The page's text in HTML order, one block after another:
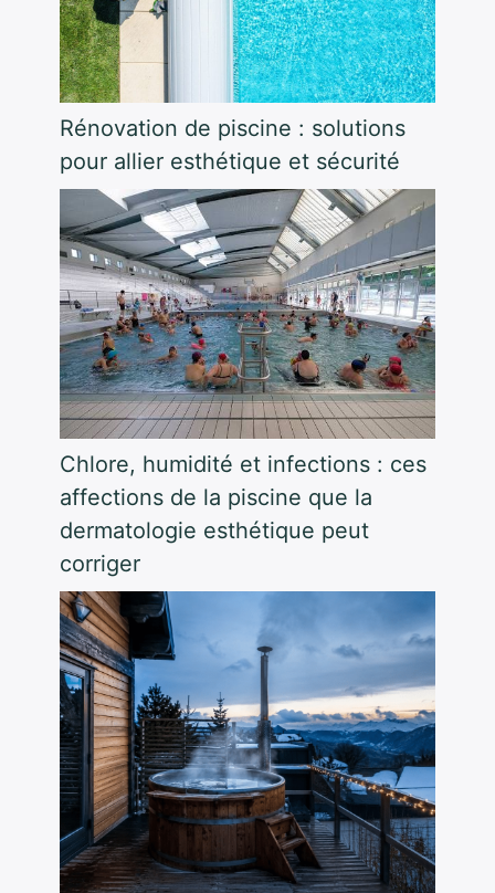
Rénovation de piscine : solutions
pour allier esthétique et sécurité
Chlore, humidité et infections : ces
affections de la piscine que la
dermatologie esthétique peut
corriger